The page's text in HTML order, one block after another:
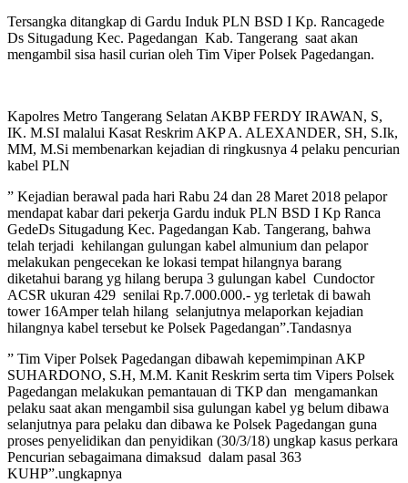
Tersangka ditangkap di Gardu Induk PLN BSD I Kp. Rancagede
Ds Situgadung Kec. Pagedangan Kab. Tangerang saat akan
mengambil sisa hasil curian oleh Tim Viper Polsek Pagedangan.
Kapolres Metro Tangerang Selatan AKBP FERDY IRAWAN, S,
IK. M.SI malalui Kasat Reskrim AKP A. ALEXANDER, SH, S.Ik,
MM, M.Si membenarkan kejadian di ringkusnya 4 pelaku pencurian
kabel PLN
” Kejadian berawal pada hari Rabu 24 dan 28 Maret 2018 pelapor
mendapat kabar dari pekerja Gardu induk PLN BSD I Kp Ranca
GedeDs Situgadung Kec. Pagedangan Kab. Tangerang, bahwa
telah terjadi kehilangan gulungan kabel almunium dan pelapor
melakukan pengecekan ke lokasi tempat hilangnya barang
diketahui barang yg hilang berupa 3 gulungan kabel Cundoctor
ACSR ukuran 429 senilai Rp.7.000.000.- yg terletak di bawah
tower 16Amper telah hilang selanjutnya melaporkan kejadian
hilangnya kabel tersebut ke Polsek Pagedangan”.Tandasnya
” Tim Viper Polsek Pagedangan dibawah kepemimpinan AKP
SUHARDONO, S.H, M.M. Kanit Reskrim serta tim Vipers Polsek
Pagedangan melakukan pemantauan di TKP dan mengamankan
pelaku saat akan mengambil sisa gulungan kabel yg belum dibawa
selanjutnya para pelaku dan dibawa ke Polsek Pagedangan guna
proses penyelidikan dan penyidikan (30/3/18) ungkap kasus perkara
Pencurian sebagaimana dimaksud dalam pasal 363
KUHP”.ungkapnya